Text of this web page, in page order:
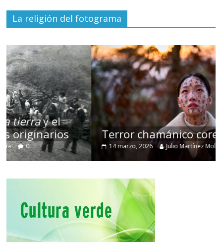
La religión del fotograma
Terror chamánico coreano
14 marzo, 2026 Julio Martínez Molina 0